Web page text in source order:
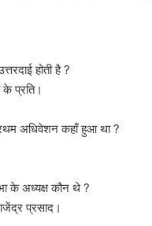
होती है ?
प्रति।
अधिवेशन कहाँ हुआ था ?
के अध्यक्ष कौन थे ?
प्रसाद।